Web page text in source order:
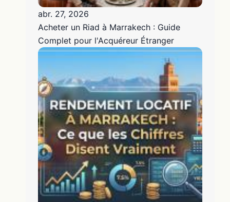
abr. 27, 2026
Acheter un Riad à Marrakech : Guide
Complet pour l'Acquéreur Étranger